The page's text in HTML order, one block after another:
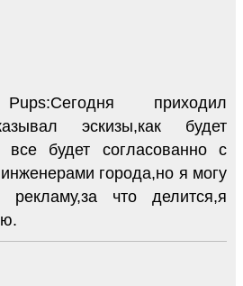
приходил
эскизы,как будет
все будет согласованно с
города,но я могу
рекламу,за что делится,я